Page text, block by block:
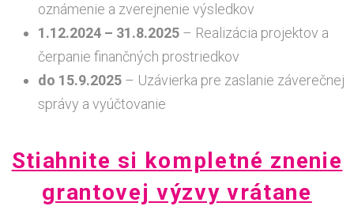
oznámenie a zverejnenie výsledkov
1.12.2024 – 31.8.2025 – Realizácia projektov a
čerpanie finančných prostriedkov
do 15.9.2025 – Uzávierka pre zaslanie záverečnej
správy a vyúčtovanie
Stiahnite si kompletné znenie
grantovej výzvy vrátane